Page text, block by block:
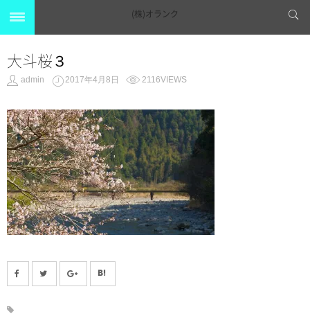
(株)オランク
大斗桜３
admin 2017年4月8日 2116VIEWS